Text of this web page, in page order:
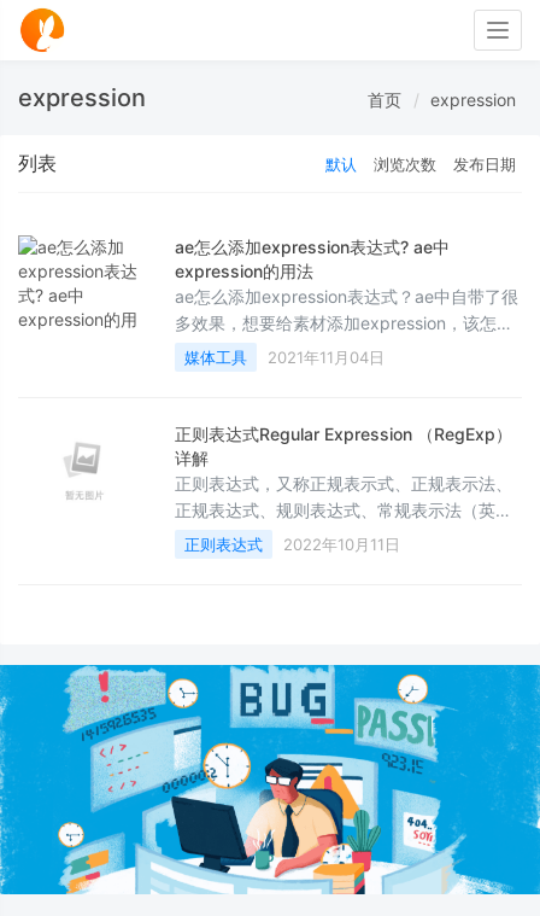
expression 首页 expression
列表 默认 浏览次数 发布日期
ae怎么添加expression表达式? ae中
expression的用法
ae怎么添加expression表达式？ae中自带了很
多效果，想要给素材添加expression，该怎么
添加呢？下面我们就来看看ae中expression的
用法，需要的朋友可以参考下
媒体工具 2021年11月04日
正则表达式Regular Expression （RegExp）
详解
正则表达式，又称正规表示式、正规表示法、
正规表达式、规则表达式、常规表示法（英
语：Regular Expression，在代码中常简写为
regex、regexp或RE
正则表达式 2022年10月11日